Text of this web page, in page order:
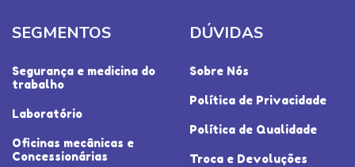
SEGMENTOS
Segurança e medicina do
trabalho
Laboratório
Oficinas mecânicas e
Concessionárias
DÚVIDAS
Sobre Nós
Política de Privacidade
Política de Qualidade
Troca e Devoluções